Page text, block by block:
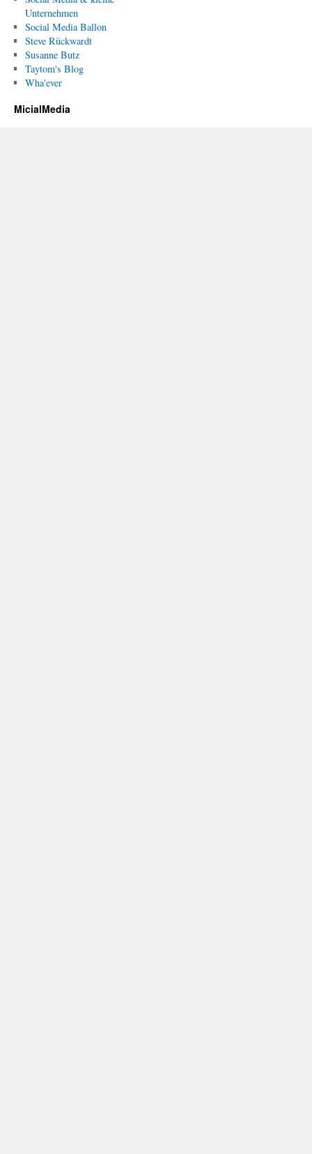
Unternehmen
Social Media Ballon
Steve Rückwardt
Susanne Butz
Taytom's Blog
Wha'ever
MicialMedia